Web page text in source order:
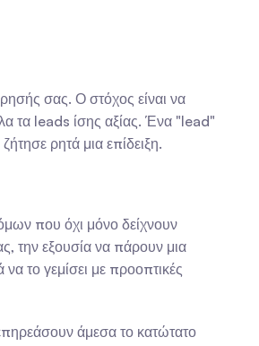
σας. Ο στόχος είναι να
τα leads ίσης αξίας. Ένα "lead"
ρητά μια επίδειξη.
που όχι μόνο δείχνουν
την εξουσία να πάρουν μια
το γεμίσει με προοπτικές
άμεσα το κατώτατο